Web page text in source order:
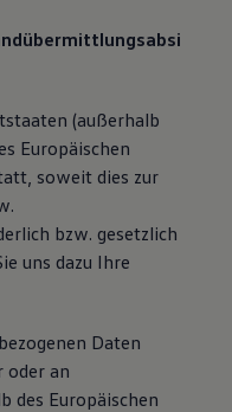
(außerhalb
Europäischen
soweit dies zur
bzw. gesetzlich
uns dazu Ihre
Daten
oder an
des Europäischen